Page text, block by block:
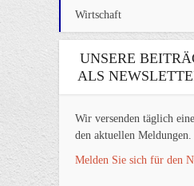
Wirtschaft
UNSERE
ALS
Wir versenden täglich
den aktuellen Meldungen.
Melden Sie sich für den